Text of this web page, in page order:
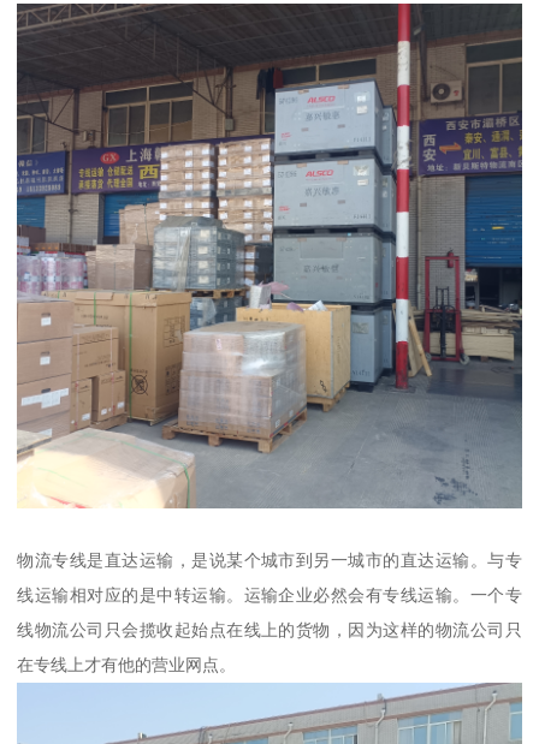
物流专线是直达运输，是说某个城市到另一城市的直达运输。与专
线运输相对应的是中转运输。运输企业必然会有专线运输。一个专
线物流公司只会揽收起始点在线上的货物，因为这样的物流公司只
在专线上才有他的营业网点。